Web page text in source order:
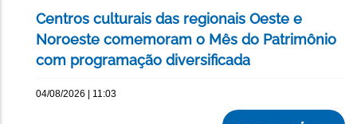
Centros culturais das regionais Oeste e
Noroeste comemoram o Mês do Patrimônio
com programação diversificada
04/08/2026 | 11:03